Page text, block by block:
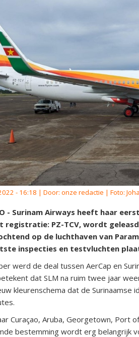
- 16:18 | Door: onze redactie | Foto:
- Surinam Airways heeft haar
registratie: PZ-TCV, wordt
op de luchthaven van
inspecties en testvluchten
werd de deal tussen AerCap en
dat SLM na ruim twee jaar
kleurenschema dat de
Curaçao, Aruba, Georgetown, Port
bestemming wordt erg belangrijk